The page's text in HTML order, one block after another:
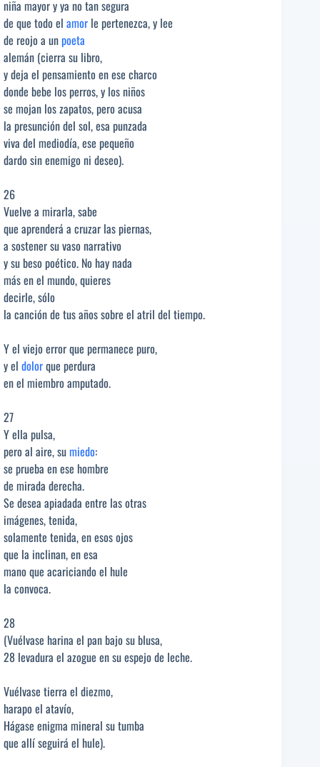
niña mayor y ya no tan segura
de que todo el amor le pertenezca, y lee
de reojo a unpoeta
alemán (cierra su libro,
y deja el pensamiento en ese charco
donde bebe los perros, y los niños
se mojan los zapatos, pero acusa
la presunción del sol, esa punzada
viva del mediodía, ese pequeño
dardo sin enemigo ni deseo).
26
Vuelve a mirarla, sabe
que aprenderá a cruzar las piernas,
a sostener su vaso narrativo
y su beso poético. No hay nada
más en el mundo, quieres
decirle, sólo
la canción de tus años sobre el atril del tiempo.
Y el viejo error que permanece puro,
y el dolorque perdura
en el miembro amputado.
27
Y ella pulsa,
pero al aire, sumiedo:
se prueba en ese hombre
de mirada derecha.
Se desea apiadada entre las otras
imágenes, tenida,
solamente tenida, en esos ojos
que la inclinan, en esa
mano que acariciando el hule
la convoca.
28
(Vuélvase harina el pan bajo su blusa,
28 levadura el azogue en su espejo de leche.
Vuélvase tierra el diezmo,
harapo el atavío,
Hágase enigma mineral su tumba
que allí seguirá el hule).